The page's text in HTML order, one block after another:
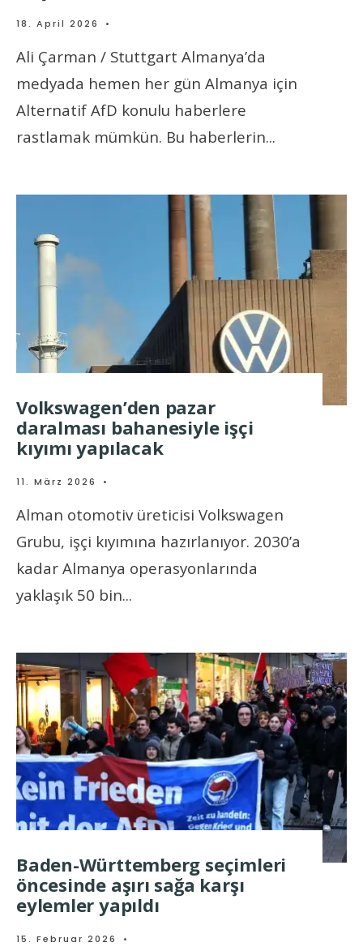
18. April 2026 •
Ali Çarman / Stuttgart Almanya’da
medyada hemen her gün Almanya için
Alternatif AfD konulu haberlere
rastlamak mümkün. Bu haberlerin...
Volkswagen’den pazar
daralması bahanesiyle işçi
kıyımı yapılacak
11. März 2026 •
Alman otomotiv üreticisi Volkswagen
Grubu, işçi kıyımına hazırlanıyor. 2030’a
kadar Almanya operasyonlarında
yaklaşık 50 bin...
Baden-Württemberg seçimleri
öncesinde aşırı sağa karşı
eylemler yapıldı
15. Februar 2026 •